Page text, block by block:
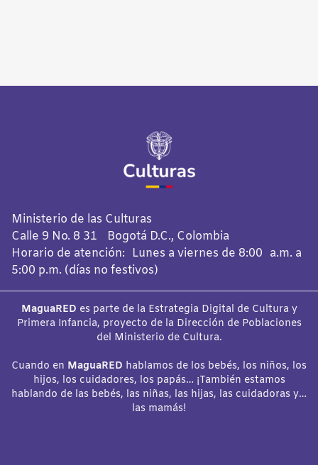
Ministerio de las Culturas
Calle 9 No. 8 31 Bogotá D.C., Colombia
Horario de atención: Lunes a viernes de 8:00 a.m. a
5:00 p.m. (días no festivos)
MaguaRED es parte de la Estrategia Digital de Cultura y
Primera Infancia, proyecto de la Dirección de Poblaciones
del Ministerio de Cultura.
Cuando en MaguaRED hablamos de los bebés, los niños, los
hijos, los cuidadores, los papás… ¡También estamos
hablando de las bebés, las niñas, las hijas, las cuidadoras y…
las mamás!